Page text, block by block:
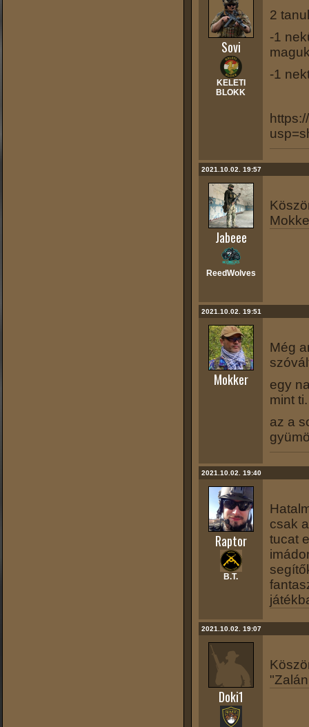
Sovi
KELETI
BLOKK
2
-1
-1
2021.10.02. 19:57
Jabeee
ReedWolves
2021.10.02. 19:51
Mokker
Még
egy
mint ti.
az a
2021.10.02. 19:40
Raptor
B.T.
csak
tucat
2021.10.02. 19:07
Doki1